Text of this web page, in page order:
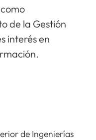
de la Gestión
interés en
de Ingenierías